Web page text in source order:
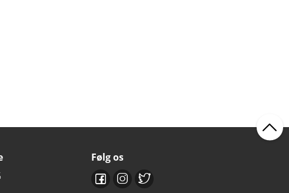
Følg os